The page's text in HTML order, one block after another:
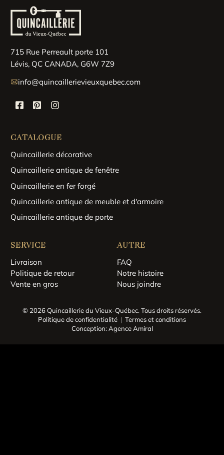
715 Rue Perreault porte 101
Lévis, QC CANADA, G6W 7Z9
info@quincaillerievieuxquebec.com
CATALOGUE
Quincaillerie décorative
Quincaillerie antique de fenêtre
Quincaillerie en fer forgé
Quincaillerie antique de meuble et d'armoire
Quincaillerie antique de porte
SERVICE
Livraison
Politique de retour
Vente en gros
AUTRE
FAQ
Notre histoire
Nous joindre
© 2026 Quincaillerie du Vieux-Québec. Tous droits réservés.
Politique de confidentialité
Termes et conditions
Conception: Agence Amiral